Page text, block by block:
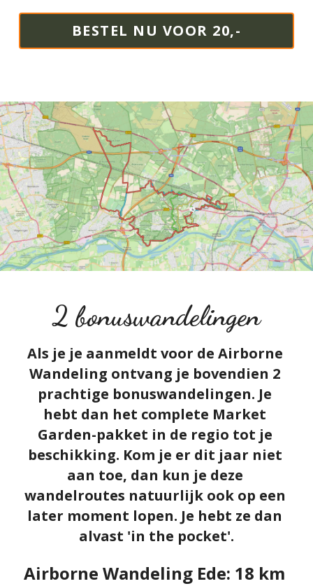
BESTEL NU VOOR 20,-
2 bonuswandelingen
Als je je aanmeldt voor de Airborne
Wandeling ontvang je bovendien 2
prachtige bonuswandelingen. Je
hebt dan het complete Market
Garden-pakket in de regio tot je
beschikking. Kom je er dit jaar niet
aan toe, dan kun je deze
wandelroutes natuurlijk ook op een
later moment lopen. Je hebt ze dan
alvast 'in the pocket'.
Airborne Wandeling Ede: 18 km